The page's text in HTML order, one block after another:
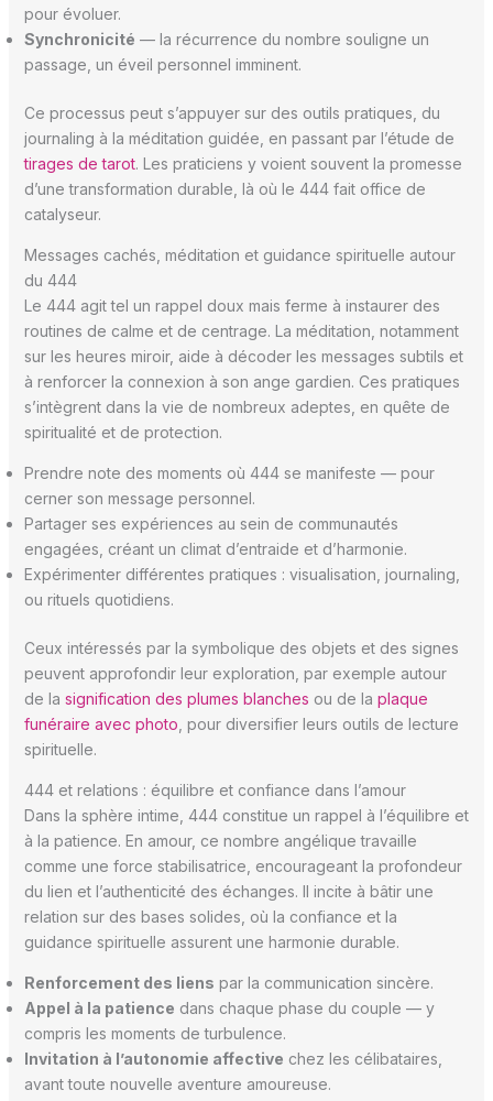
pour évoluer.
Synchronicité — la récurrence du nombre souligne un
passage, un éveil personnel imminent.
Ce processus peut s’appuyer sur des outils pratiques, du
journaling à la méditation guidée, en passant par l’étude de
tirages de tarot. Les praticiens y voient souvent la promesse
d’une transformation durable, là où le 444 fait office de
catalyseur.
Messages cachés, méditation et guidance spirituelle autour
du 444
Le 444 agit tel un rappel doux mais ferme à instaurer des
routines de calme et de centrage. La méditation, notamment
sur les heures miroir, aide à décoder les messages subtils et
à renforcer la connexion à son ange gardien. Ces pratiques
s’intègrent dans la vie de nombreux adeptes, en quête de
spiritualité et de protection.
Prendre note des moments où 444 se manifeste — pour
cerner son message personnel.
Partager ses expériences au sein de communautés
engagées, créant un climat d’entraide et d’harmonie.
Expérimenter différentes pratiques : visualisation, journaling,
ou rituels quotidiens.
Ceux intéressés par la symbolique des objets et des signes
peuvent approfondir leur exploration, par exemple autour
de la signification des plumes blanches ou de la plaque
funéraire avec photo , pour diversifier leurs outils de lecture
spirituelle.
444 et relations : équilibre et confiance dans l’amour
Dans la sphère intime, 444 constitue un rappel à l’équilibre et
à la patience. En amour, ce nombre angélique travaille
comme une force stabilisatrice, encourageant la profondeur
du lien et l’authenticité des échanges. Il incite à bâtir une
relation sur des bases solides, où la confiance et la
guidance spirituelle assurent une harmonie durable.
Renforcement des liens par la communication sincère.
Appel à la patience dans chaque phase du couple — y
compris les moments de turbulence.
Invitation à l’autonomie affective chez les célibataires,
avant toute nouvelle aventure amoureuse.